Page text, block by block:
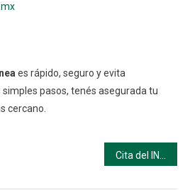
es rápido, seguro y evita
pasos, tenés asegurada tu
cercano.